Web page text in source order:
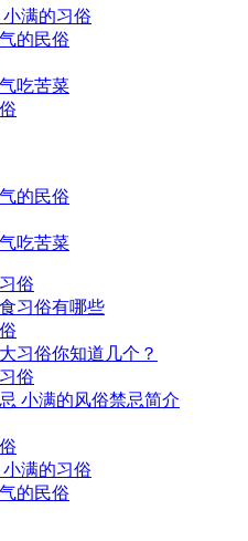
满的习俗
的民俗
吃苦菜
的民俗
吃苦菜
俗
习俗有哪些
习俗你知道几个？
俗
小满的风俗禁忌简介
满的习俗
的民俗